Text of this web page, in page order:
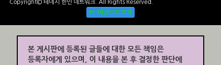
Copyright© 테네시 한인 네트워크. All Rights Reserved.
PC 버전으로 보기
본 게시판에 등록된 글들에 대한 모든 책임은
등록자에게 있으며, 이 내용을 본 후 결정한 판단에